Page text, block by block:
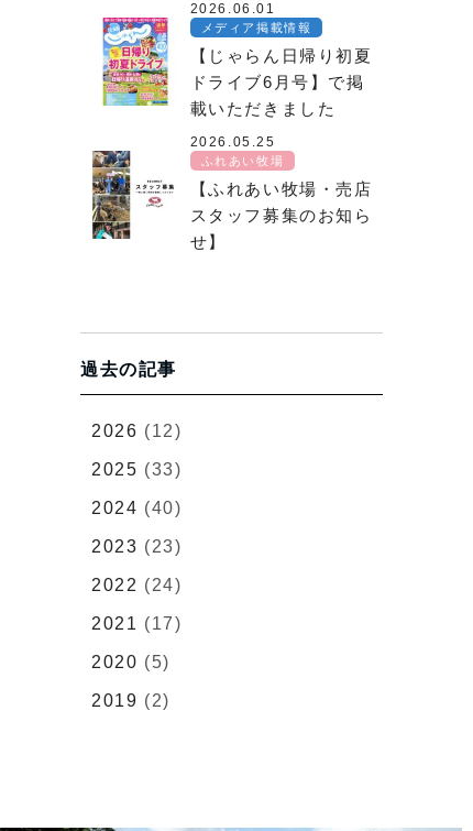
2026.06.01
メディア掲載情報
【じゃらん日帰り初夏
ドライブ6月号】で掲
載いただきました
2026.05.25
ふれあい牧場
【ふれあい牧場・売店
スタッフ募集のお知ら
せ】
過去の記事
2026 (12)
2025 (33)
2024 (40)
2023 (23)
2022 (24)
2021 (17)
2020 (5)
2019 (2)